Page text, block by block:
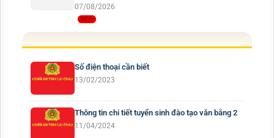
07/08/2026
Số điện thoại cần biết
13/02/2023
Thông tin chi tiết tuyển sinh đào tạo văn bằng 2
11/04/2024